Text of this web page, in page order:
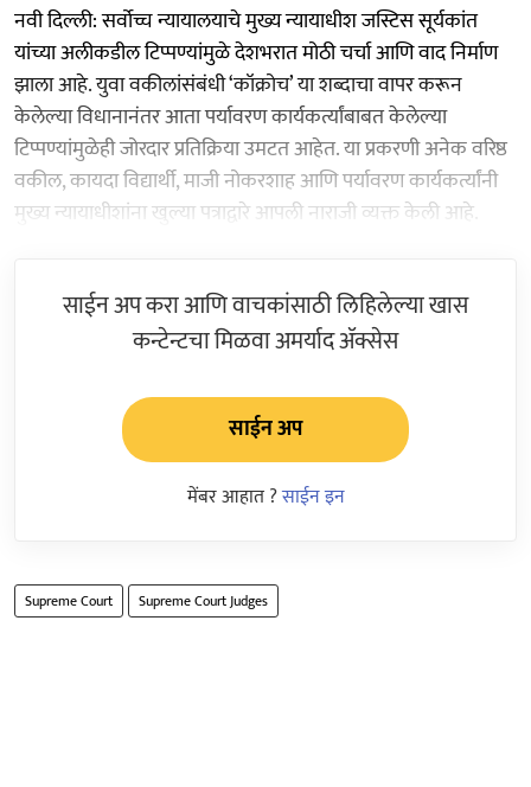
नवी दिल्ली: सर्वोच्च न्यायालयाचे मुख्य न्यायाधीश जस्टिस सूर्यकांत
यांच्या अलीकडील टिप्पण्यांमुळे देशभरात मोठी चर्चा आणि वाद निर्माण
झाला आहे. युवा वकीलांसंबंधी ‘कॉक्रोच’ या शब्दाचा वापर करून
केलेल्या विधानानंतर आता पर्यावरण कार्यकर्त्यांबाबत केलेल्या
टिप्पण्यांमुळेही जोरदार प्रतिक्रिया उमटत आहेत. या प्रकरणी अनेक वरिष्ठ
वकील, कायदा विद्यार्थी, माजी नोकरशाह आणि पर्यावरण कार्यकर्त्यांनी
मुख्य न्यायाधीशांना खुल्या पत्राद्वारे आपली नाराजी व्यक्त केली आहे.
साईन अप करा आणि वाचकांसाठी लिहिलेल्या खास
कन्टेन्टचा मिळवा अमर्याद ॲक्सेस
साईन अप
मेंबर आहात ?साईन इन
Supreme Court Supreme Court Judges